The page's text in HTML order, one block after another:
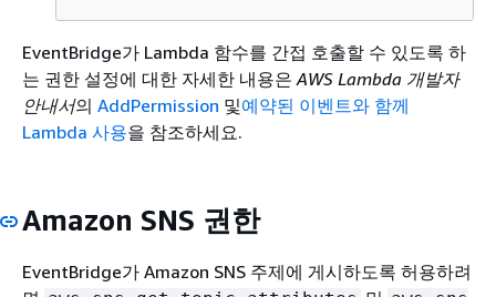
EventBridge가 Lambda 함수를 간접 호출할 수 있도록 하
는 권한 설정에 대한 자세한 내용은 AWS Lambda 개발자
안내서의 AddPermission 및예약된 이벤트와 함께
Lambda 사용을 참조하세요.
Amazon SNS 권한
EventBridge가 Amazon SNS 주제에 게시하도록 허용하려